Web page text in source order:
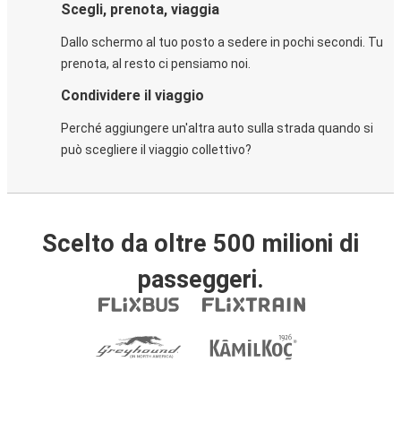
Scegli, prenota, viaggia
Dallo schermo al tuo posto a sedere in pochi secondi. Tu
prenota, al resto ci pensiamo noi.
Condividere il viaggio
Perché aggiungere un'altra auto sulla strada quando si
può scegliere il viaggio collettivo?
Scelto da oltre 500 milioni di
passeggeri.